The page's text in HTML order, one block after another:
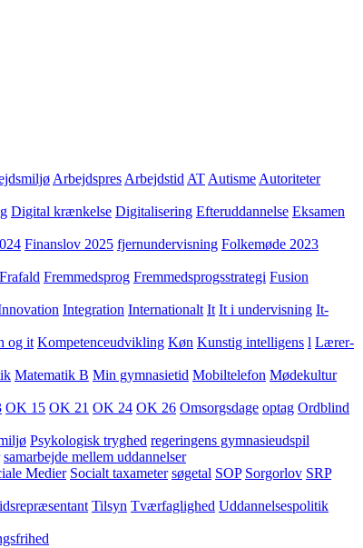
Arbejdspres Arbejdstid AT Autisme Autoriteter
Digital krænkelse Digitalisering Efteruddannelse Eksamen
Finanslov 2025 fjernundervisning Folkemøde 2023
Frafald Fremmedsprog Fremmedsprogsstrategi Fusion
Integration Internationalt It It i undervisning It-
og it Kompetenceudvikling Køn Kunstig intelligens l Lærer-
Matematik B Min gymnasietid Mobiltelefon Mødekultur
OK 15 OK 21 OK 24 OK 26 Omsorgsdage optag Ordblind
Psykologisk tryghed regeringens gymnasieudspil
samarbejde mellem uddannelser
Medier Socialt taxameter søgetal SOP Sorgorlov SRP
Tilsyn Tværfaglighed Uddannelsespolitik